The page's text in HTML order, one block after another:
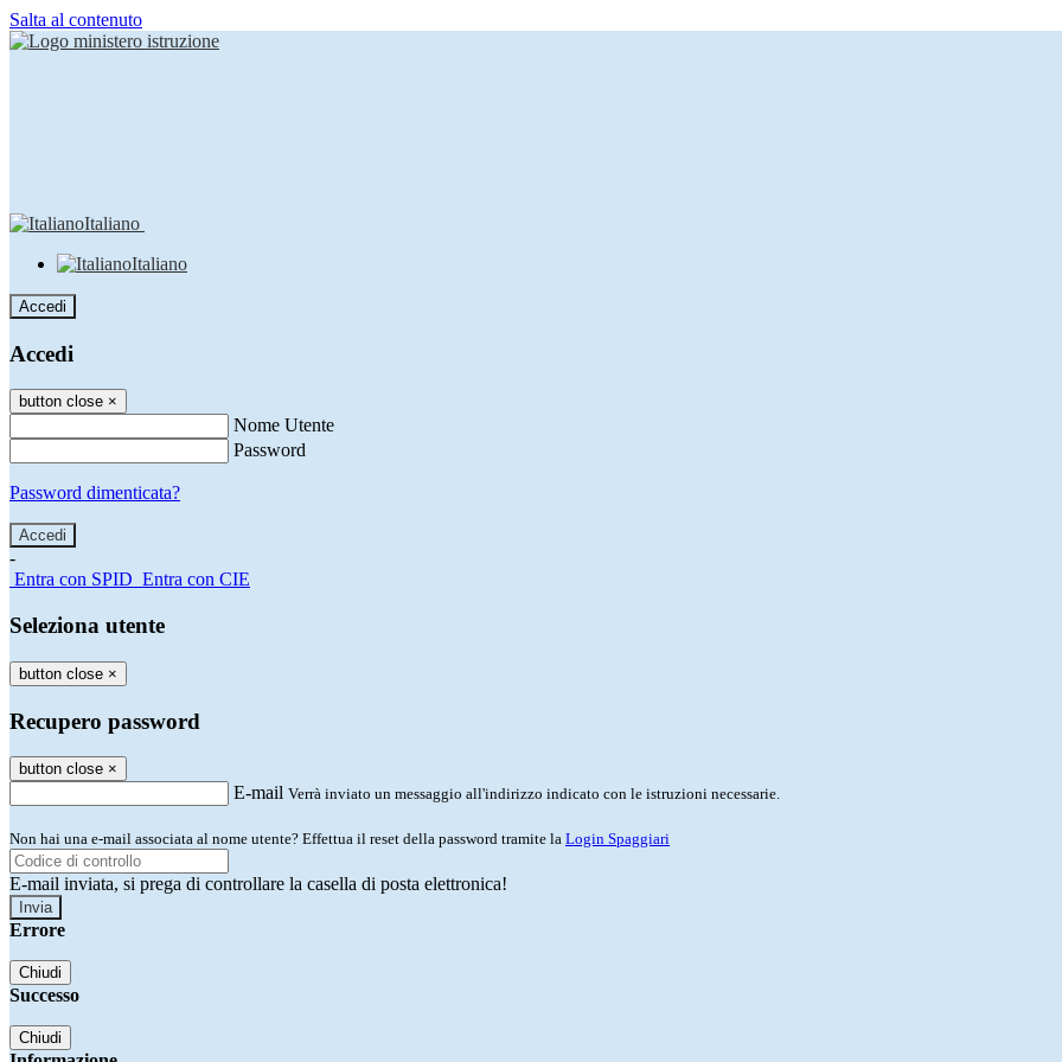
Salta al contenuto
Italiano
Italiano
Accedi
Accedi
button close ×
Nome Utente
Password
Password dimenticata?
-
Entra con SPID Entra con CIE
Seleziona utente
button close ×
Recupero password
button close ×
E-mail Verrà inviato un messaggio all'indirizzo indicato con le istruzioni necessarie.
Non hai una e-mail associata al nome utente? Effettua il reset della password tramite la Login Spaggiari
E-mail inviata, si prega di controllare la casella di posta elettronica!
Errore
Chiudi
Successo
Chiudi